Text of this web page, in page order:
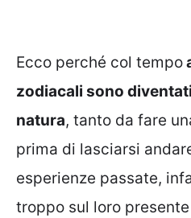
Ecco perché col tempo
zodiacali sono
natura, tanto da fare
prima di lasciarsi
esperienze passate,
troppo sul loro